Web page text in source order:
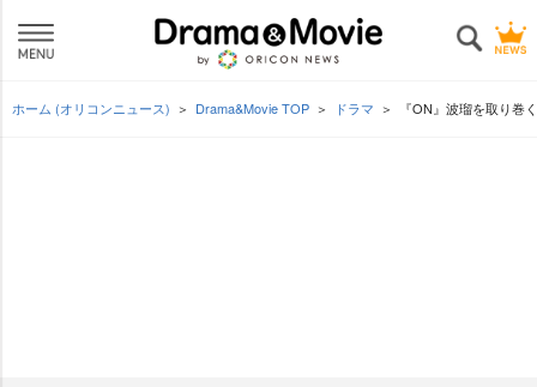
ホーム (オリコンニュース) Drama&Movie TOP ドラマ 『ON』波瑠を取り巻